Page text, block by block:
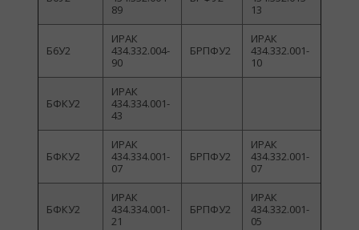
89
13
Б6У2
ИРАК
434.332.004-
90
БРПФУ2
ИРАК
434.332.001-
10
БФКУ2
ИРАК
434.334.001-
43
БФКУ2
ИРАК
434.334.001-
07
БРПФУ2
ИРАК
434.332.001-
07
БФКУ2
ИРАК
434.334.001-
21
БРПФУ2
ИРАК
434.332.001-
05